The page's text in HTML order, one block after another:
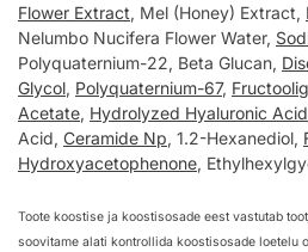
Flower Extract, Mel (Honey) Extract,
Nelumbo Nucifera Flower Water,
Polyquaternium-22, Beta Glucan,
Glycol, Polyquaternium-67,
Acetate, Hydrolyzed Hyaluronic Acid
Acid, Ceramide Np, 1.2-Hexanediol,
Hydroxyacetophenone,
Toote koostise ja koostisosade eest vastutab
soovitame alati kontrollida koostisosade loetelu